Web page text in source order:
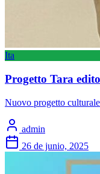
Ita
Progetto Tara
Nuovo progetto
admin
26 de junio, 2025